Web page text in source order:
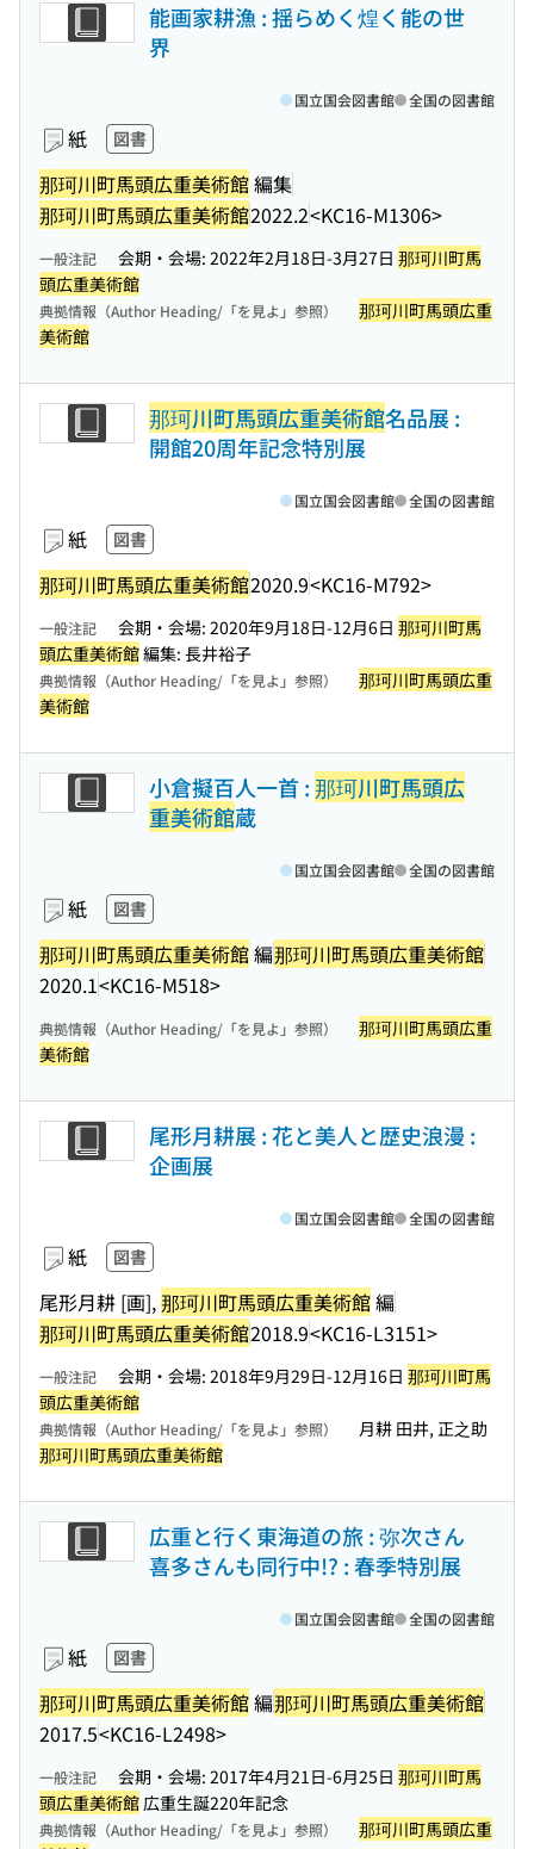
能画家耕漁 : 揺らめく煌く能の世
界
紙 図書
那珂川町馬頭広重美術館編集
那珂川町馬頭広重美術館2022.2<KC16-M1306>
国立国会図書館 全国の図書館
一般注記 会期・会場: 2022年2月18日-3月27日 那珂川町馬
頭広重美術館
典拠情報（Author Heading/「を見よ」参照）
那珂川町馬頭広重
美術館
那珂川町馬頭広重美術館名品展 :
開館20周年記念特別展
紙 図書
那珂川町馬頭広重美術館2020.9<KC16-M792>
国立国会図書館 全国の図書館
一般注記 会期・会場: 2020年9月18日-12月6日 那珂川町馬
頭広重美術館編集: 長井裕子
典拠情報（Author Heading/「を見よ」参照）
那珂川町馬頭広重
美術館
小倉擬百人一首 :那珂川町馬頭広
重美術館蔵
紙 図書
那珂川町馬頭広重美術館編那珂川町馬頭広重美術館
2020.1<KC16-M518>
国立国会図書館 全国の図書館
典拠情報（Author Heading/「を見よ」参照）
那珂川町馬頭広重
美術館
尾形月耕展 : 花と美人と歴史浪漫 :
企画展
紙 図書
尾形月耕 [画],那珂川町馬頭広重美術館編
那珂川町馬頭広重美術館2018.9<KC16-L3151>
国立国会図書館 全国の図書館
一般注記 会期・会場: 2018年9月29日-12月16日 那珂川町馬
頭広重美術館
典拠情報（Author Heading/「を見よ」参照）
月耕 田井, 正之助
那珂川町馬頭広重美術館
広重と行く東海道の旅 : 弥次さん
喜多さんも同行中!? : 春季特別展
紙 図書
那珂川町馬頭広重美術館編那珂川町馬頭広重美術館
2017.5<KC16-L2498>
国立国会図書館 全国の図書館
一般注記 会期・会場: 2017年4月21日-6月25日 那珂川町馬
頭広重美術館広重生誕220年記念
典拠情報（Author Heading/「を見よ」参照）
那珂川町馬頭広重